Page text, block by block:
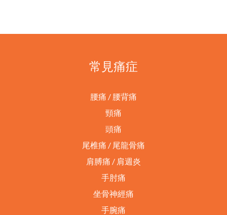
常見痛症
腰痛 / 腰背痛
頸痛
頭痛
尾椎痛 / 尾龍骨痛
肩膊痛 / 肩週炎
手肘痛
坐骨神經痛
手腕痛